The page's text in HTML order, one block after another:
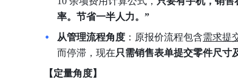
率。节省一半人力。”
从管理流程角度 ：原报价流程包含需求提
而停滞，现在只需销售表单提交零件尺寸
【定量角度】